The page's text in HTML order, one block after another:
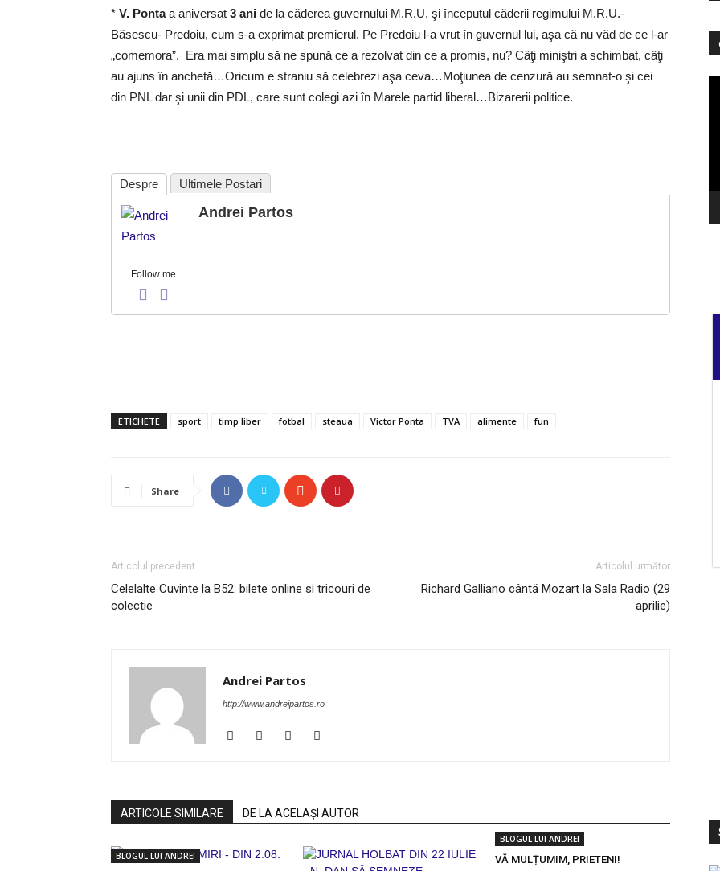
* V. Pontaa aniversat 3 ani de la căderea guvernului M.R.U. şi începutul căderii regimului M.R.U.-
Băsescu- Predoiu, cum s-a exprimat premierul. Pe Predoiu l-a vrut în guvernul lui, aşa că nu văd de ce l-ar
„comemora”. Era mai simplu să ne spună ce a rezolvat din ce a promis, nu? Câţi miniştri a schimbat, câţi
au ajuns în anchetă…Oricum e straniu să celebrezi aşa ceva…Moţiunea de cenzură au semnat-o şi cei
din PNL dar şi unii din PDL, care sunt colegi azi în Marele partid liberal…Bizarerii politice.
Despre Ultimele Postari
Follow me
Andrei Partos
ETICHETE sport timp liber fotbal steaua Victor Ponta TVA alimente fun
Share
Articolul precedent
Celelalte Cuvinte la B52: bilete online si tricouri de
colectie
Articolul următor
Richard Galliano cântă Mozart la Sala Radio (29
aprilie)
Andrei Partos
http://www.andreipartos.ro
ARTICOLE SIMILARE DE LA ACELAȘI AUTOR
BLOGUL LUI ANDREI
BLOGUL LUI ANDREI
VĂ MULȚUMIM, PRIETENI!